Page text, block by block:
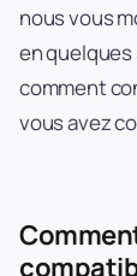
nous vous
en
comment
vous avez